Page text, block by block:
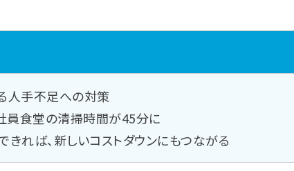
人手不足への対策
員食堂の清掃時間が45分に
れば、新しいコストダウンにもつながる